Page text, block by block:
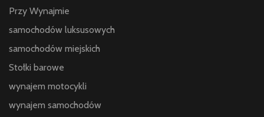
Przy Wynajmie
samochodów luksusowych
samochodów miejskich
Stołki barowe
wynajem motocykli
wynajem samochodów